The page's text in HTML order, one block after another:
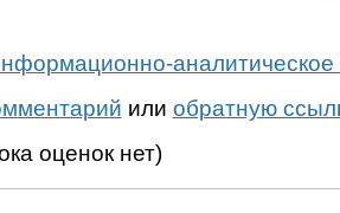
аналитическое
или обратную
оценок нет)